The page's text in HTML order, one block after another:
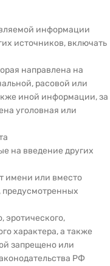
информации
источников, включать
направлена на
расовой или
иной информации, за
уголовная или
на введение других
имени или вместо
предусмотренных
эротического,
характера, а также
запрещено или
РФ